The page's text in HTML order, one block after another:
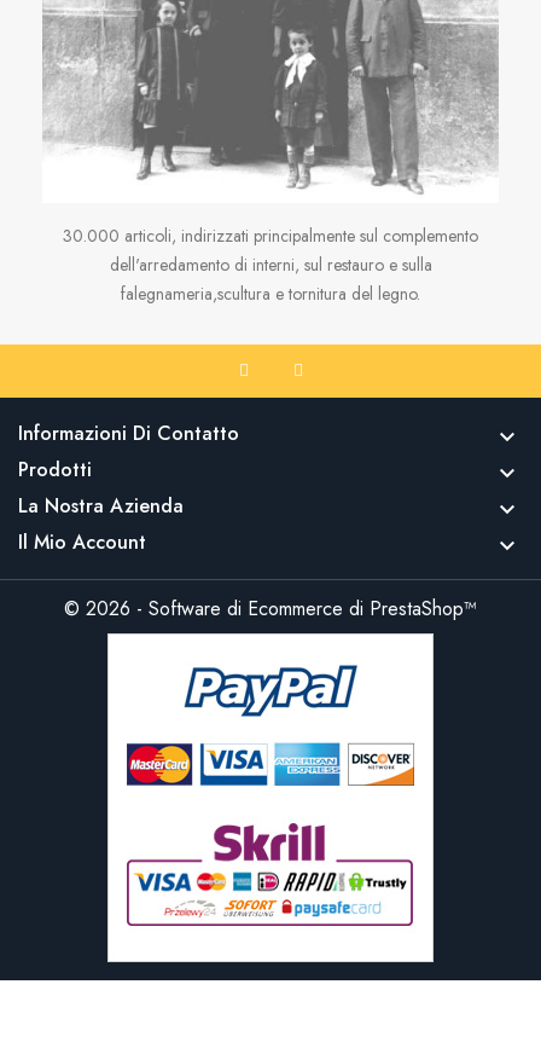
30.000 articoli, indirizzati principalmente sul complemento
dell'arredamento di interni, sul restauro e sulla
falegnameria,scultura e tornitura del legno.
Informazioni Di Contatto 
Prodotti 
La Nostra Azienda 
Il Mio Account 
© 2026 - Software di Ecommerce di PrestaShop™